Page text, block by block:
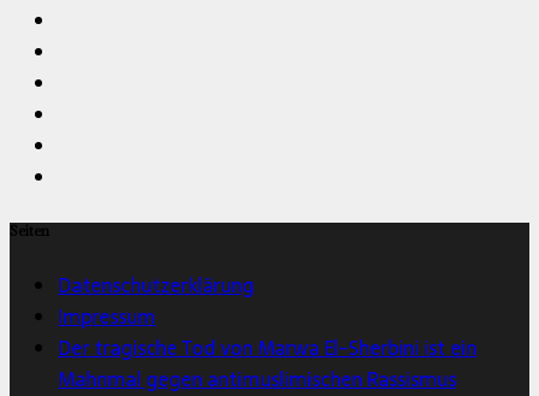
Seiten
Datenschutzerklärung
Impressum
Der tragische Tod von Marwa El-Sherbini ist ein
Mahnmal gegen antimuslimischen Rassismus